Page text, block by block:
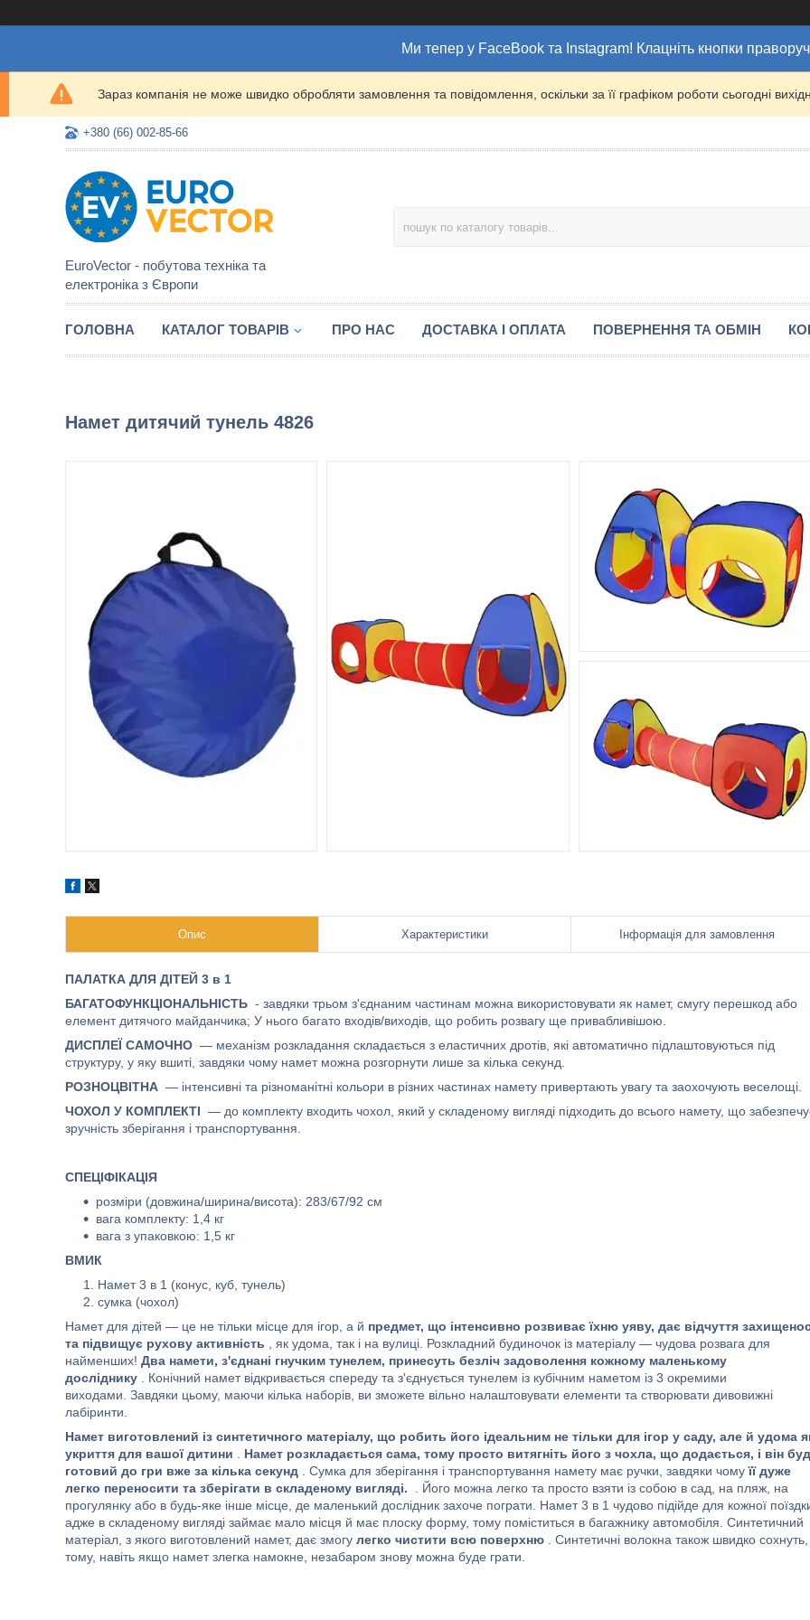
Ми тепер у FaceBook та Instagram! Клацніть кнопки
Зараз компанія не може швидко обробляти замовлення та повідомлення, оскільки за її графіком роботи сьогодні
+380 (66) 002-85-66
EuroVector - побутова техніка та
електроніка з Європи
ГОЛОВНА КАТАЛОГ ТОВАРІВ ПРО НАС ДОСТАВКА І ОПЛАТА ПОВЕРНЕННЯ ТА ОБМІН
Намет дитячий тунель 4826
Опис Характеристики Інформація для замовлення
ПАЛАТКА ДЛЯ ДІТЕЙ 3 в 1
БАГАТОФУНКЦІОНАЛЬНІСТЬ - завдяки трьом з'єднаним частинам можна використовувати як намет, смугу перешкод або
елемент дитячого майданчика; У нього багато входів/виходів, що робить розвагу ще привабливішою.
ДИСПЛЕЇ САМОЧНО — механізм розкладання складається з еластичних дротів, які автоматично підлаштовуються під
структуру, у яку вшиті, завдяки чому намет можна розгорнути лише за кілька секунд.
РОЗНОЦВІТНА — інтенсивні та різноманітні кольори в різних частинах намету привертають увагу та заохочують веселощі.
ЧОХОЛ У КОМПЛЕКТІ — до комплекту входить чохол, який у складеному вигляді підходить до всього намету, що
зручність зберігання і транспортування.
СПЕЦІФІКАЦІЯ
розміри (довжина/ширина/висота): 283/67/92 см
вага комплекту: 1,4 кг
вага з упаковкою: 1,5 кг
ВМИК
Намет 3 в 1 (конус, куб, тунель)
сумка (чохол)
Намет для дітей — це не тільки місце для ігор, а й предмет, що інтенсивно розвиває їхню уяву, дає відчуття
та підвищує рухову активність , як удома, так і на вулиці. Розкладний будиночок із матеріалу — чудова розвага для
найменших! Два намети, з'єднані гнучким тунелем, принесуть безліч задоволення кожному маленькому
досліднику . Конічний намет відкривається спереду та з'єднується тунелем із кубічним наметом із 3 окремими
виходами. Завдяки цьому, маючи кілька наборів, ви зможете вільно налаштовувати елементи та створювати дивовижні
лабіринти.
Намет виготовлений із синтетичного матеріалу, що робить його ідеальним не тільки для ігор у саду, але й удома
укриття для вашої дитини
Намет розкладається сама, тому просто витягніть його з чохла, що додається, і він
готовий до гри вже за кілька секунд . Сумка для зберігання і транспортування намету має ручки, завдяки чомуїї дуже
легко переносити та зберігати в складеному вигляді. . Його можна легко та просто взяти із собою в сад, на пляж, на
прогулянку або в будь-яке інше місце, де маленький дослідник захоче пограти. Намет 3 в 1 чудово підійде для кожної
адже в складеному вигляді займає мало місця й має плоску форму, тому поміститься в багажнику автомобіля. Синтетичний
матеріал, з якого виготовлений намет, дає змогу легко чистити всю поверхню . Синтетичні волокна також швидко сохнуть,
тому, навіть якщо намет злегка намокне, незабаром знову можна буде грати.